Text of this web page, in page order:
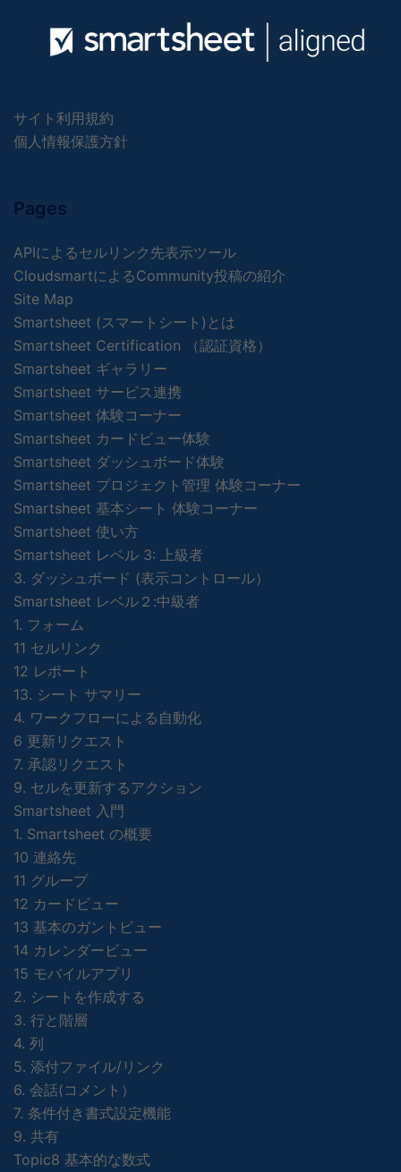
サイト利用規約
個人情報保護方針
Pages
APIによるセルリンク先表示ツール
CloudsmartによるCommunity投稿の紹介
Site Map
Smartsheet (スマートシート)とは
Smartsheet Certification （認証資格）
Smartsheet ギャラリー
Smartsheet サービス連携
Smartsheet 体験コーナー
Smartsheet カードビュー体験
Smartsheet ダッシュボード体験
Smartsheet プロジェクト管理 体験コーナー
Smartsheet 基本シート 体験コーナー
Smartsheet 使い方
Smartsheet レベル 3: 上級者
3. ダッシュボード (表示コントロール）
Smartsheet レベル２:中級者
1. フォーム
11 セルリンク
12 レポート
13. シート サマリー
4. ワークフローによる自動化
6 更新リクエスト
7. 承認リクエスト
9. セルを更新するアクション
Smartsheet 入門
1. Smartsheet の概要
10 連絡先
11 グループ
12 カードビュー
13 基本のガントビュー
14 カレンダービュー
15 モバイルアプリ
2. シートを作成する
3. 行と階層
4. 列
5. 添付ファイル/リンク
6. 会話(コメント）
7. 条件付き書式設定機能
9. 共有
Topic8 基本的な数式